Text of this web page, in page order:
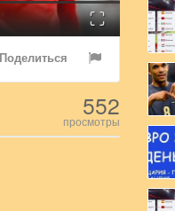
Fullscreen
Поделиться
552
просмотры